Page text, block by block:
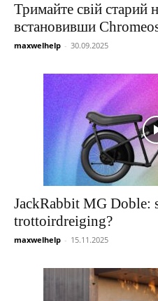
Тримайте свій старий
встановивши
maxwelhelp - 30.09.2025
JackRabbit MG Doble:
trottoirdreiging?
maxwelhelp - 15.11.2025